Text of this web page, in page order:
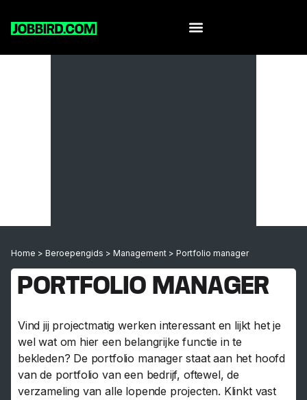
Home > Beroepengids > Management> Portfolio manager
PORTFOLIO MANAGER
Vind jij projectmatig werken interessant en lijkt het je
wel wat om hier een belangrijke functie in te
bekleden? De portfolio manager staat aan het hoofd
van de portfolio van een bedrijf, oftewel, de
verzameling van alle lopende projecten. Klinkt vast